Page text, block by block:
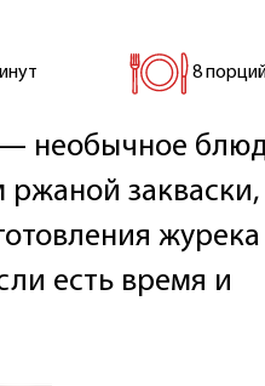
8
необычное
ржаной закваски,
есть время и